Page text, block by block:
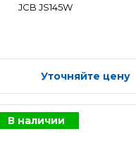
JCB JS145W
Уточняйте цену
В наличии